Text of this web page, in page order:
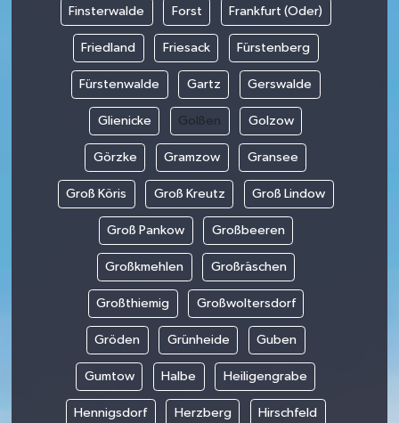
Finsterwalde Forst Frankfurt (Oder)
Friedland Friesack Fürstenberg
Fürstenwalde Gartz Gerswalde
Glienicke Golßen Golzow
Görzke Gramzow Gransee
Groß Köris Groß Kreutz Groß Lindow
Groß Pankow Großbeeren
Großkmehlen Großräschen
Großthiemig Großwoltersdorf
Gröden Grünheide Guben
Gumtow Halbe Heiligengrabe
Hennigsdorf Herzberg Hirschfeld